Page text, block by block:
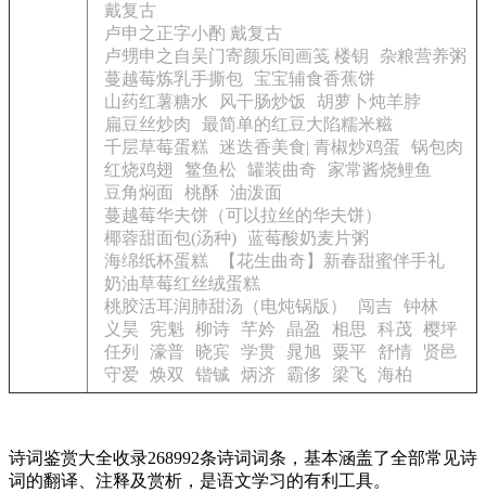
戴复古
卢申之正字小酌 戴复古
卢甥申之自吴门寄颜乐间画笺 楼钥
杂粮营养粥
蔓越莓炼乳手撕包
宝宝辅食香蕉饼
山药红薯糖水
风干肠炒饭
胡萝卜炖羊脖
扁豆丝炒肉
最简单的红豆大陷糯米糍
千层草莓蛋糕
迷迭香美食| 青椒炒鸡蛋
锅包肉
红烧鸡翅
鳘鱼松 罐装曲奇
家常酱烧鲤鱼
豆角焖面
桃酥
油泼面
蔓越莓华夫饼（可以拉丝的华夫饼）
椰蓉甜面包(汤种) 蓝莓酸奶麦片粥
海绵纸杯蛋糕
【花生曲奇】新春甜蜜伴手礼
奶油草莓红丝绒蛋糕
桃胶活耳润肺甜汤（电炖锅版）
闯吉 钟林
义昊
宪魁 柳诗 芊妗 晶盈 相思 科茂
樱坪
任列
濠普 晓宾 学贯 晁旭 粟平 舒情
贤邑
守爱
焕双 锴铖 炳济 霸侈 梁飞 海柏
诗词鉴赏大全收录268992条诗词词条，基本涵盖了全部常见诗
词的翻译、注释及赏析，是语文学习的有利工具。